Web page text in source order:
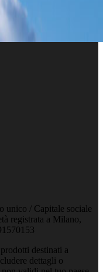
unico / Capitale sociale
registrata a Milano,
destinati a
dettagli o